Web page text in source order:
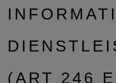
(ART 246